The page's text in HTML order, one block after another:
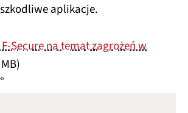
aplikacje.
Secure na temat zagrożeń w